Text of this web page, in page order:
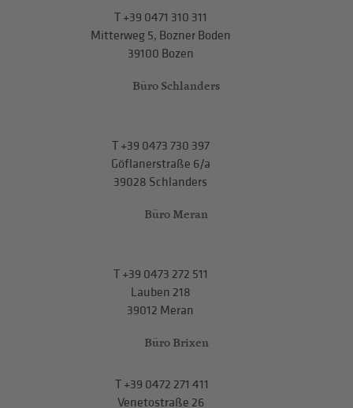
T+39 0471 310 311
Mitterweg 5, Bozner Boden
39100 Bozen
Büro Schlanders
T+39 0473 730 397
Göflanerstraße 6/a
39028 Schlanders
Büro Meran
T+39 0473 272 511
Lauben 218
39012 Meran
Büro Brixen
T+39 0472 271 411
Venetostraße 26